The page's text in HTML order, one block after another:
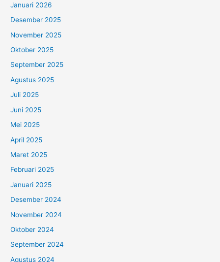
Januari 2026
Desember 2025
November 2025
Oktober 2025
September 2025
Agustus 2025
Juli 2025
Juni 2025
Mei 2025
April 2025
Maret 2025
Februari 2025
Januari 2025
Desember 2024
November 2024
Oktober 2024
September 2024
Agustus 2024